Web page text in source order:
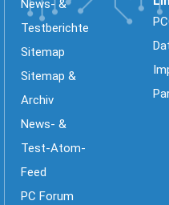
News- &
Testberichte
Sitemap
Sitemap &
Archiv
News- &
Test-Atom-
Feed
PC Forum